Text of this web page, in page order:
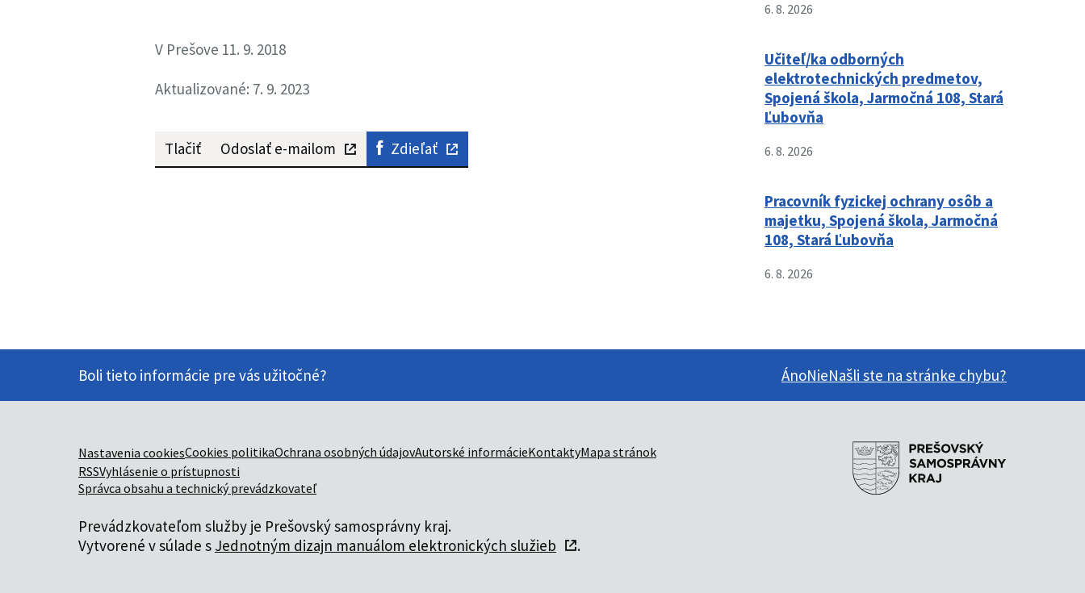
V Prešove 11. 9. 2018
Aktualizované: 7. 9. 2023
Tlačiť Odoslať e-mailom Zdieľať
6. 8. 2026
Učiteľ/ka odborných
elektrotechnických predmetov,
Spojená škola, Jarmočná 108, Stará
Ľubovňa
6. 8. 2026
Pracovník fyzickej ochrany osôb a
majetku, Spojená škola, Jarmočná
108, Stará Ľubovňa
6. 8. 2026
Boli tieto informácie pre vás užitočné? ÁnoNieNašli ste na stránke chybu?
Nastavenia cookiesCookies politikaOchrana osobných údajovAutorské informácieKontaktyMapa stránok
RSSVyhlásenie o prístupnosti
Správca obsahu a technický prevádzkovateľ
Prevádzkovateľom služby je Prešovský samosprávny kraj.
Vytvorené v súlade s Jednotným dizajn manuálom elektronických služieb .